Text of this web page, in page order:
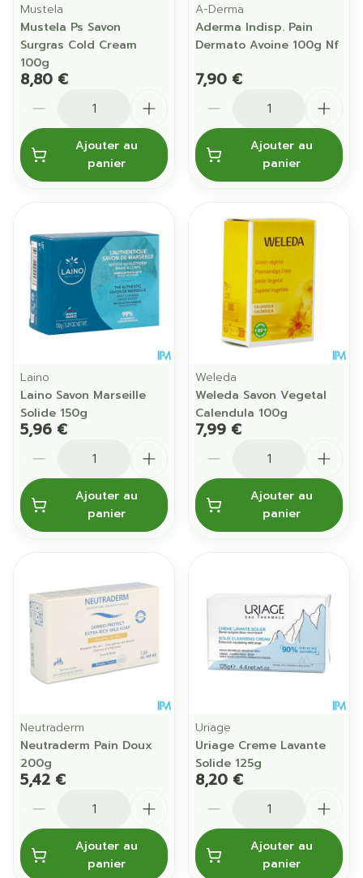
Mustela
Mustela Ps Savon
Surgras Cold Cream
100g
8,80 €
Ajouter au
panier
A-Derma
Aderma Indisp. Pain
Dermato Avoine 100g Nf
7,90 €
Ajouter au
panier
Laino
Laino Savon Marseille
Solide 150g
5,96 €
Ajouter au
panier
Weleda
Weleda Savon Vegetal
Calendula 100g
7,99 €
Ajouter au
panier
Neutraderm
Neutraderm Pain Doux
200g
5,42 €
Ajouter au
panier
Uriage
Uriage Creme Lavante
Solide 125g
8,20 €
Ajouter au
panier